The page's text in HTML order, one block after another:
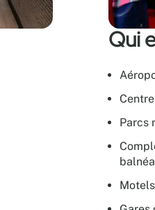
Qui
Parcs
Motels